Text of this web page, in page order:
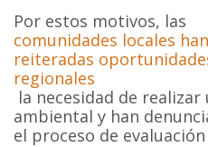
Por estos motivos, las
comunidades locales
reiteradas
regionales
la necesidad de
ambiental y han
el proceso de